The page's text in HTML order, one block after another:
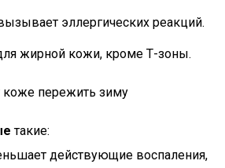
эллергических реакций.
жирной кожи, кроме Т-зоны.
пережить зиму
такие:
действующие воспаления,